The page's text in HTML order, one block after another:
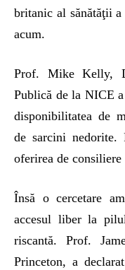
britanic al sănătăţii
acum.
Prof. Mike Kelly,
Publică de la NICE
disponibilitatea de
de sarcini nedorite.
oferirea de
Însă o cercetare
accesul liber la
riscantă. Prof.
Princeton, a